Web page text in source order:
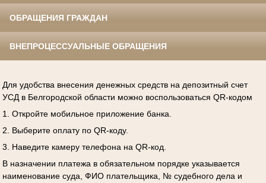
ОБРАЩЕНИЯ ГРАЖДАН
ВНЕПРОЦЕССУАЛЬНЫЕ ОБРАЩЕНИЯ
Для удобства внесения денежных средств на депозитный счет
УСД в Белгородской области можно воспользоваться QR-кодом
1. Откройте мобильное приложение банка.
2. Выберите оплату по QR-коду.
3. Наведите камеру телефона на QR-код.
В назначении платежа в обязательном порядке указывается
наименование суда, ФИО плательщика, № судебного дела и